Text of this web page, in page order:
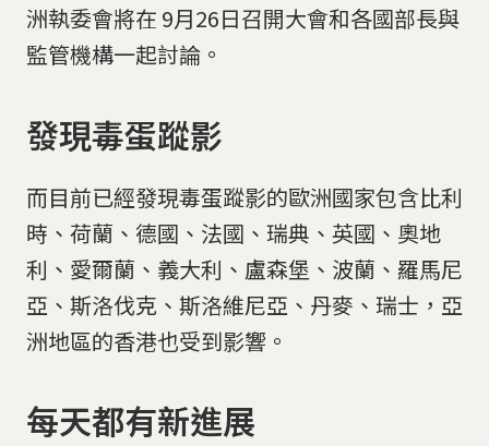
洲執委會將在 9月26日召開大會和各國部長與
監管機構一起討論。
發現毒蛋蹤影
而目前已經發現毒蛋蹤影的歐洲國家包含比利
時、荷蘭、德國、法國、瑞典、英國、奧地
利、愛爾蘭、義大利、盧森堡、波蘭、羅馬尼
亞、斯洛伐克、斯洛維尼亞、丹麥、瑞士，亞
洲地區的香港也受到影響。
每天都有新進展